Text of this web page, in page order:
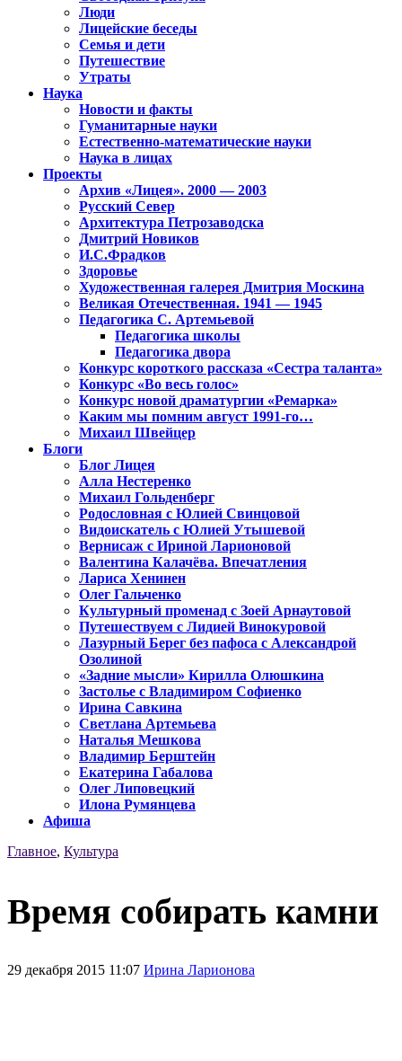
Люди
Лицейские беседы
Семья и дети
Путешествие
Утраты
Наука
Новости и факты
Гуманитарные науки
Естественно-математические науки
Наука в лицах
Проекты
Архив «Лицея». 2000 — 2003
Русский Север
Архитектура Петрозаводска
Дмитрий Новиков
И.С.Фрадков
Здоровье
Художественная галерея Дмитрия Москина
Великая Отечественная. 1941 — 1945
Педагогика С. Артемьевой
Педагогика школы
Педагогика двора
Конкурс короткого рассказа «Сестра таланта»
Конкурс «Во весь голос»
Конкурс новой драматургии «Ремарка»
Каким мы помним август 1991-го…
Михаил Швейцер
Блоги
Блог Лицея
Алла Нестеренко
Михаил Гольденберг
Родословная с Юлией Свинцовой
Видоискатель с Юлией Утышевой
Вернисаж с Ириной Ларионовой
Валентина Калачёва. Впечатления
Лариса Хенинен
Олег Гальченко
Культурный променад с Зоей Арнаутовой
Путешествуем с Лидией Винокуровой
Лазурный Берег без пафоса с Александрой
Озолиной
«Задние мысли» Кирилла Олюшкина
Застолье с Владимиром Софиенко
Ирина Савкина
Светлана Артемьева
Наталья Мешкова
Владимир Берштейн
Екатерина Габалова
Олег Липовецкий
Илона Румянцева
Афиша
Главное, Культура
Время собирать камни
29 декабря 2015 11:07 Ирина Ларионова